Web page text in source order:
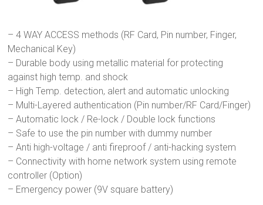
– 4 WAY ACCESS methods (RF Card, Pin number, Finger,
Mechanical Key)
– Durable body using metallic material for protecting
against high temp. and shock
– High Temp. detection, alert and automatic unlocking
– Multi-Layered authentication (Pin number/RF Card/Finger)
– Automatic lock / Re-lock / Double lock functions
– Safe to use the pin number with dummy number
– Anti high-voltage / anti fireproof / anti-hacking system
– Connectivity with home network system using remote
controller (Option)
– Emergency power (9V square battery)